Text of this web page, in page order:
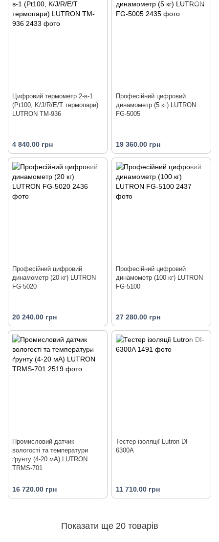
Цифровий термометр 2-в-1
(Pt100, K/J/R/E/T термопари)
LUTRON TM-936
4 840.00 грн
Професійний цифровий
динамометр (5 кг) LUTRON
FG-5005
19 360.00 грн
Професійний цифровий
динамометр (20 кг) LUTRON
FG-5020
20 240.00 грн
Професійний цифровий
динамометр (100 кг) LUTRON
FG-5100
27 280.00 грн
Промисловий датчик
вологості та температури
ґрунту (4-20 мА) LUTRON
TRMS-701
16 720.00 грн
Тестер ізоляції Lutron DI-
6300A
11 710.00 грн
Показати ще 20 товарів